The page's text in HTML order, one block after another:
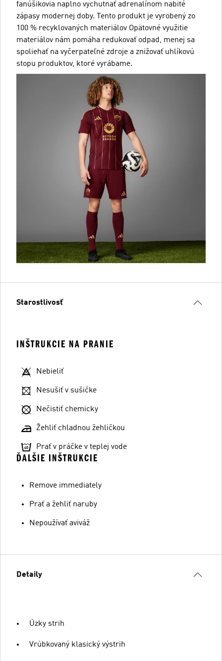
fanúšikovia naplno vychutnať adrenalínom nabité
zápasy modernej doby. Tento produkt je vyrobený zo
100 % recyklovaných materiálov Opätovné využitie
materiálov nám pomáha redukovať odpad, menej sa
spoliehať na vyčerpateľné zdroje a znižovať uhlíkovú
stopu produktov, ktoré vyrábame.
Starostlivosť
INŠTRUKCIE NA PRANIE
Nebieliť
Nesušiť v sušičke
Nečistiť chemicky
Žehliť chladnou žehličkou
Prať v práčke v teplej vode
ĎALŠIE INŠTRUKCIE
Remove immediately
Prať a žehliť naruby
Nepoužívať aviváž
Detaily
Úzky strih
Vrúbkovaný klasický výstrih